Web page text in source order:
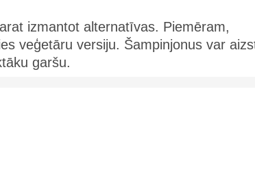
izmantot alternatīvas. Piemēram,
veģetāru versiju. Šampinjonus var
garšu.